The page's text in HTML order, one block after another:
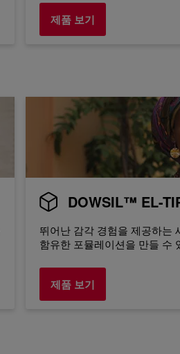
제품 보기
DOWSIL™ EL-
뛰어난 감각 경험을 제공하는
함유한 포뮬레이션을 만들 수
제품 보기